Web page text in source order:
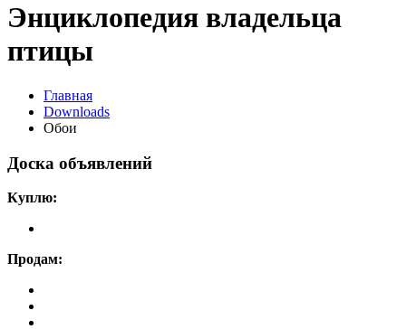
Энциклопедия владельца
птицы
Главная
Downloads
Обои
Доска объявлений
Куплю:
Продам: